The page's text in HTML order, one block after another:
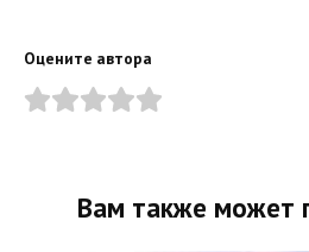
Оцените автора
Вам также может